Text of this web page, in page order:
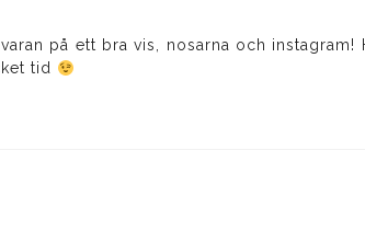
på ett bra vis, nosarna och
tid